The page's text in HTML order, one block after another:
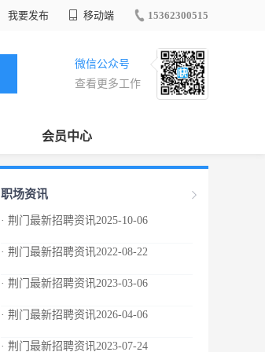
我要发布 移动端 15362300515
微信公众号
查看更多工作
会员中心
职场资讯
· 荆门最新招聘资讯2025-10-06
· 荆门最新招聘资讯2022-08-22
· 荆门最新招聘资讯2023-03-06
· 荆门最新招聘资讯2026-04-06
· 荆门最新招聘资讯2023-07-24